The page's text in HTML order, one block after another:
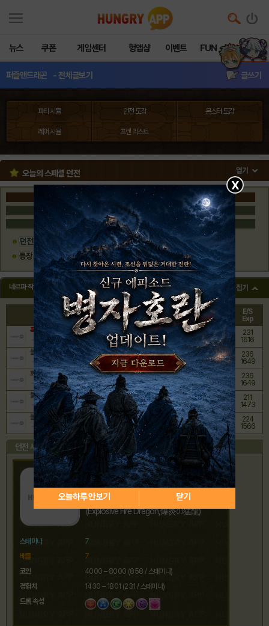
뉴스 쿠폰 게임센터 헝앱샵 이벤트 FUN 커뮤니티
퍼즐앤드래곤 - 전체글보기 글쓰기
파티 시뮬 던전 도감 몬스터 도감
레어 시뮬 프렌 리스트
오늘의 스페셜 던전
테크니컬
강림
콜라보
요일
격주 한정
네르파 작열림
던전 이름
ST
A
BT
L
C/S
Coin
E/S
Exp
폭염의 드래곤
7 7
858
6000
231
1616
불 속의 전사
7 7
465
3250
236
1649
화염의 용들
7 7
465
3250
236
1649
불을 섬기는 뱀
7 7
465
3250
211
1473
불타는 가로수길
7 7
465
3250
224
1566
던전 세부 정보
폭염의 드래곤
(Explosive Fire Dragon,爆炎の猛龍)
스태미나
배틀
코인
경험치
드롭 속성
7
7
4000 – 8000 (858 / 스태미나)
1430 – 1801 (231 / 스태미나)
X
오늘하루 안보기 닫기